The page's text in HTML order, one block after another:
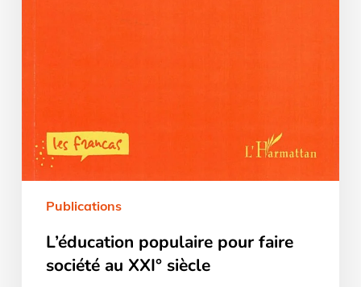
Publications
L’éducation populaire pour faire
société au XXI° siècle